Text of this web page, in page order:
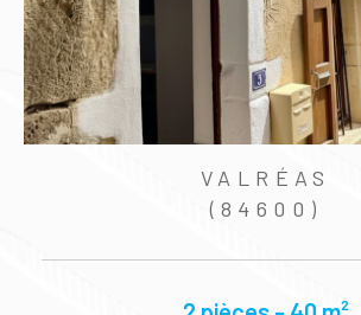
GRIGNAN
(26230)